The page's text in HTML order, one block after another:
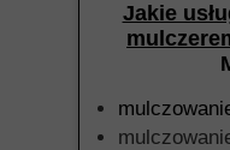
Jakie